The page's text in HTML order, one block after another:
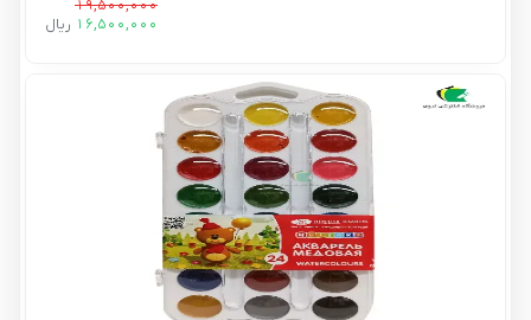
19,500,000
16,500,000 ريال